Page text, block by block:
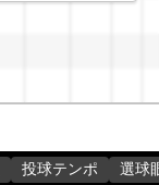
投球テンポ 選球